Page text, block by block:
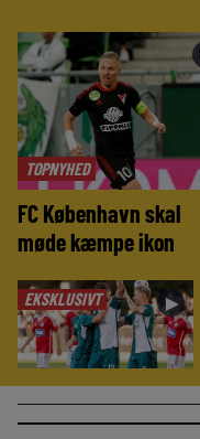
TOPNYHED
FC København skal
møde kæmpe ikon
EKSKLUSIVT ►